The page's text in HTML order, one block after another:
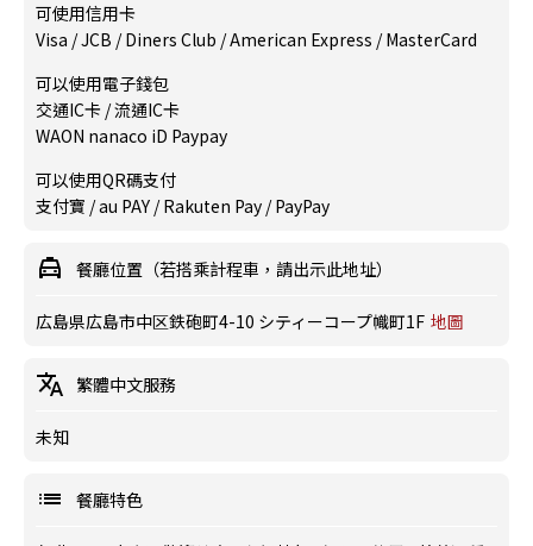
可使用信用卡
Visa / JCB / Diners Club / American Express / MasterCard
可以使用電子錢包
交通IC卡 / 流通IC卡
WAON nanaco iD Paypay
可以使用QR碼支付
支付寶 / au PAY / Rakuten Pay / PayPay
餐廳位置（若搭乘計程車，請出示此地址）
広島県広島市中区鉄砲町4-10 シティーコープ幟町1F 地圖
繁體中文服務
未知
餐廳特色